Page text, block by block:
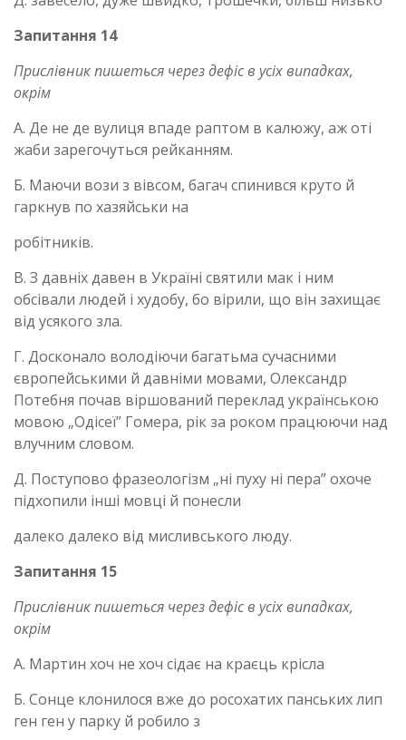
Запитання 14
Прислівник пишеться через дефіс в усіх випадках,
окрім
А. Де не де вулиця впаде раптом в калюжу, аж оті
жаби зарегочуться рейканням.
Б. Маючи вози з вівсом, багач спинився круто й
гаркнув по хазяйськи на
робітників.
В. З давніх давен в Україні святили мак і ним
обсівали людей і худобу, бо вірили, що він захищає
від усякого зла.
Г. Досконало володіючи багатьма сучасними
європейськими й давніми мовами, Олександр
Потебня почав віршований переклад українською
мовою „Одісеї” Гомера, рік за роком працюючи над
влучним словом.
Д. Поступово фразеологізм „ні пуху ні пера” охоче
підхопили інші мовці й понесли
далеко далеко від мисливського люду.
Запитання 15
Прислівник пишеться через дефіс в усіх випадках,
окрім
А. Мартин хоч не хоч сідає на краєць крісла
Б. Сонце клонилося вже до росохатих панських лип
ген ген у парку й робило з